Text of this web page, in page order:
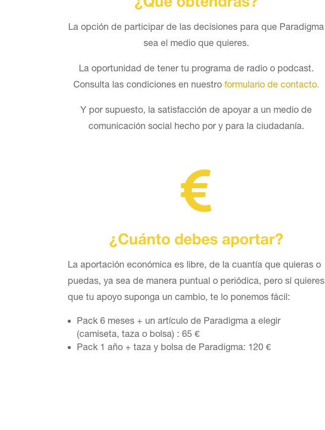
¿Qué obtendrás?
La opción de participar de las decisiones para que Paradigma
sea el medio que quieres.
La oportunidad de tener tu programa de radio o podcast.
Consulta las condiciones en nuestro formulario de contacto.
Y por supuesto, la satisfacción de apoyar a un medio de
comunicación social hecho por y para la ciudadanía.

¿Cuánto debes aportar?
La aportación económica es libre, de la cuantía que quieras o
puedas, ya sea de manera puntual o periódica, pero sí quieres
que tu apoyo suponga un cambio, te lo ponemos fácil:
Pack 6 meses + un artículo de Paradigma a elegir
(camiseta, taza o bolsa) : 65 €
Pack 1 año + taza y bolsa de Paradigma: 120 €